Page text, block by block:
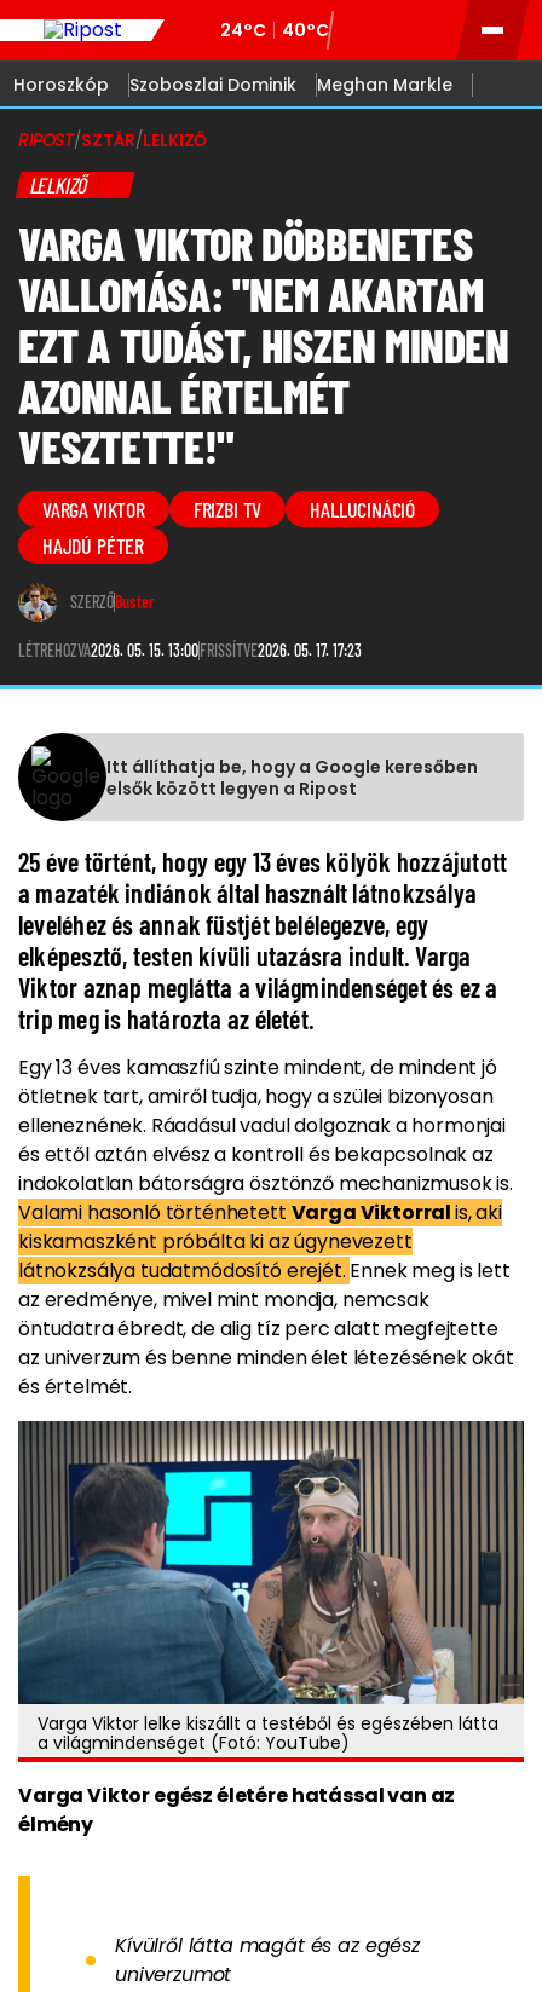
24°C 40°C
Horoszkóp Szoboszlai Dominik Meghan Markle
RIPOST/SZTÁR/LELKIZŐ
LELKIZŐ
VARGA VIKTOR DÖBBENETES
VALLOMÁSA: "NEM AKARTAM
EZT A TUDÁST, HISZEN MINDEN
AZONNAL ÉRTELMÉT
VESZTETTE!"
VARGA VIKTOR FRIZBI TV
HALLUCINÁCIÓ
HAJDÚ PÉTER
SZERZŐBuster
LÉTREHOZVA2026. 05. 15. 13:00FRISSÍTVE2026. 05. 17. 17:23
Itt állíthatja be, hogy a Google keresőben
elsők között legyen a Ripost
25 éve történt, hogy egy 13 éves kölyök hozzájutott
a mazaték indiánok által használt látnokzsálya
leveléhez és annak füstjét belélegezve, egy
elképesztő, testen kívüli utazásra indult. Varga
Viktor aznap meglátta a világmindenséget és ez a
trip meg is határozta az életét.
Egy 13 éves kamaszfiú szinte mindent, de mindent jó
ötletnek tart, amiről tudja, hogy a szülei bizonyosan
elleneznének. Ráadásul vadul dolgoznak a hormonjai
és ettől aztán elvész a kontroll és bekapcsolnak az
indokolatlan bátorságra ösztönző mechanizmusok is.
Valami hasonló történhetett Varga Viktorralis, aki
kiskamaszként próbálta ki az úgynevezett
látnokzsálya tudatmódosító erejét. Ennek meg is lett
az eredménye, mivel mint mondja, nemcsak
öntudatra ébredt, de alig tíz perc alatt megfejtette
az univerzum és benne minden élet létezésének okát
és értelmét.
Varga Viktor lelke kiszállt a testéből és egészében látta
a világmindenséget (Fotó: YouTube)
Varga Viktor egész életére hatással van az
élmény
Kívülről látta magát és az egész
univerzumot